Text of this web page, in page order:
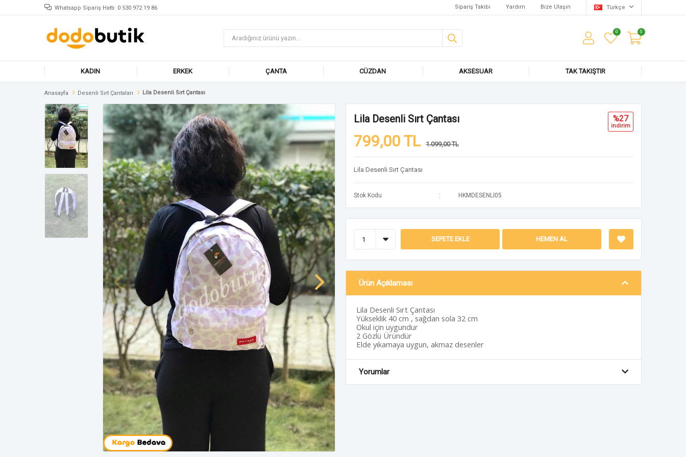
Whatsapp Sipariş Hattı: 0 530 972 19 86 Sipariş Takibi Yardım Bize Ulaşın Türkçe
0 0
KADIN ERKEK ÇANTA CÜZDAN AKSESUAR TAK TAKIŞTIR
Anasayfa Desenli Sırt Çantaları Lila Desenli Sırt Çantası
Lila Desenli Sırt Çantası
799,00 TL 1.099,00 TL
%27
i̇ndi̇ri̇m
Lila Desenli Sırt Çantası
Stok Kodu HKMDESENLİ05
SEPETE EKLE HEMEN AL
Ürün Açıklaması
Lila Desenli Sırt Çantası
Yükseklik 40 cm , sağdan sola 32 cm
Okul için uygundur
2 Gözlü Üründür
Elde yıkamaya uygun, akmaz desenler
Yorumlar